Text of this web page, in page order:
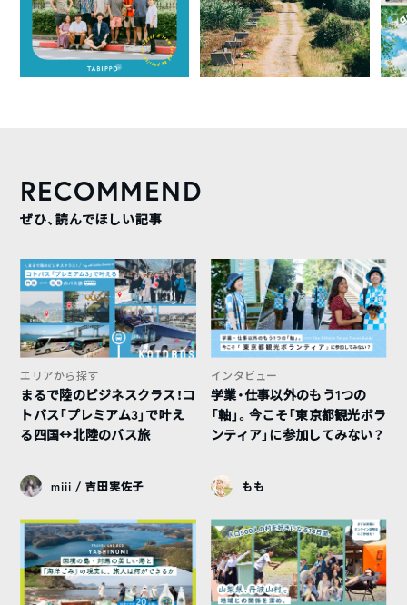
RECOMMEND
ぜひ、読んでほしい記事
エリアから探す
まるで陸のビジネスクラス！コ
トバス「プレミアム3」で叶え
る四国↔︎北陸のバス旅
miii / 吉田実佐子
インタビュー
学業・仕事以外のもう1つの
「軸」。今こそ「東京都観光ボラ
ンティア」に参加してみない？
もも